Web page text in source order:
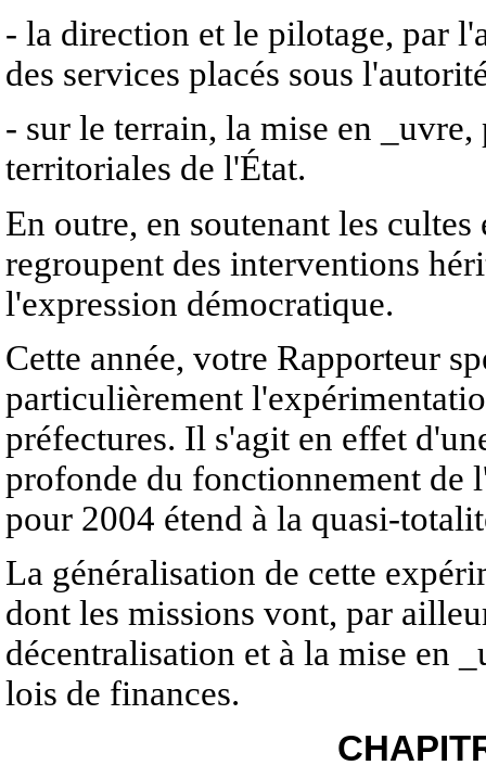
- la direction et le pilotage, par
des services placés sous
- sur le terrain, la mise en
territoriales de l'État.
En outre, en soutenant les
regroupent des interventions
l'expression démocratique.
Cette année, votre Rapporteur
particulièrement
préfectures. Il s'agit en effet
profonde du fonctionnement de
pour 2004 étend à la quasi-
La généralisation de cette
dont les missions vont, par
décentralisation et à la mise en
lois de finances.